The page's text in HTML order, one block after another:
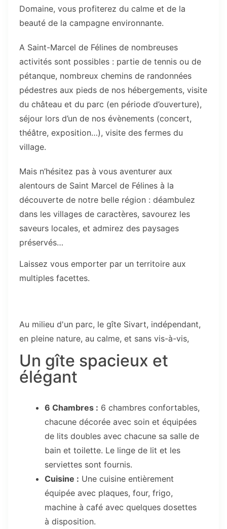
Domaine, vous profiterez du calme et de la
beauté de la campagne environnante.
A Saint-Marcel de Félines de nombreuses
activités sont possibles : partie de tennis ou de
pétanque, nombreux chemins de randonnées
pédestres aux pieds de nos hébergements, visite
du château et du parc (en période d’ouverture),
séjour lors d’un de nos évènements (concert,
théâtre, exposition…), visite des fermes du
village.
Mais n’hésitez pas à vous aventurer aux
alentours de Saint Marcel de Félines à la
découverte de notre belle région : déambulez
dans les villages de caractères, savourez les
saveurs locales, et admirez des paysages
préservés…
Laissez vous emporter par un territoire aux
multiples facettes.
Au milieu d'un parc, le gîte Sivart, indépendant,
en pleine nature, au calme, et sans vis-à-vis,
Un gîte spacieux et
élégant
6 Chambres : 6 chambres confortables,
chacune décorée avec soin et équipées
de lits doubles avec chacune sa salle de
bain et toilette. Le linge de lit et les
serviettes sont fournis.
Cuisine : Une cuisine entièrement
équipée avec plaques, four, frigo,
machine à café avec quelques dosettes
à disposition.